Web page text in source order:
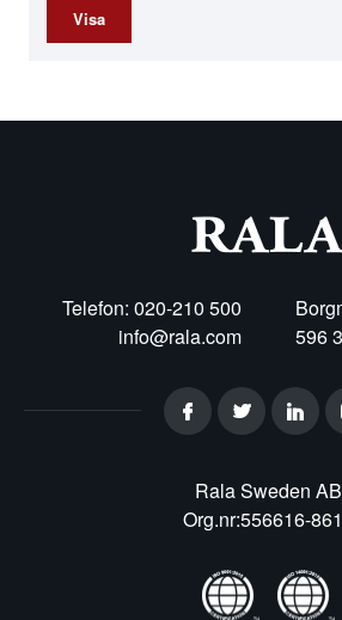
Visa
Telefon: 020-210 500
info@rala.com
596
Rala Sweden AB
Org.nr:556616-